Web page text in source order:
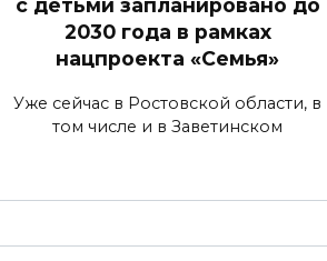
2030 года в рамках
нацпроекта «Семья»
Уже сейчас в Ростовской области, в
том числе и в Заветинском